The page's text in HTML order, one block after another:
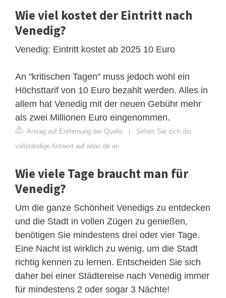
Wie viel kostet der Eintritt nach
Venedig?
Venedig: Eintritt kostet ab 2025 10 Euro
An "kritischen Tagen" muss jedoch wohl ein
Höchsttarif von 10 Euro bezahlt werden. Alles in
allem hat Venedig mit der neuen Gebühr mehr
als zwei Millionen Euro eingenommen.
Antrag auf Entfernung der Quelle | Sehen Sie sich die
vollständige Antwort auf adac.de an
Wie viele Tage braucht man für
Venedig?
Um die ganze Schönheit Venedigs zu entdecken
und die Stadt in vollen Zügen zu genießen,
benötigen Sie mindestens drei oder vier Tage.
Eine Nacht ist wirklich zu wenig, um die Stadt
richtig kennen zu lernen. Entscheiden Sie sich
daher bei einer Städtereise nach Venedig immer
für mindestens 2 oder sogar 3 Nächte!